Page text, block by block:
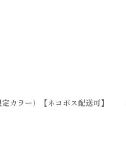
カラー）【ネコポス配送可】